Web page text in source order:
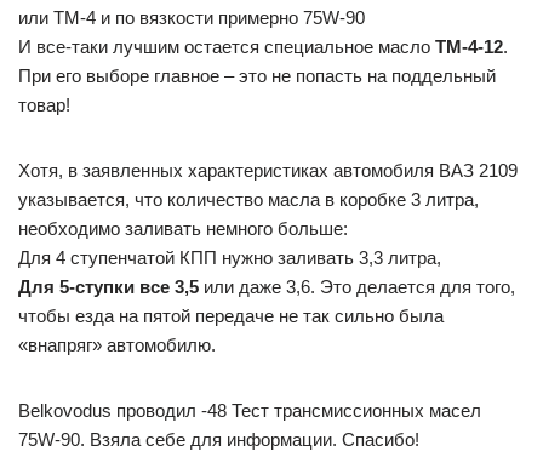
или ТМ-4 и по вязкости примерно 75W-90
И все-таки лучшим остается специальное масло ТМ-4-12.
При его выборе главное – это не попасть на поддельный
товар!
Хотя, в заявленных характеристиках автомобиля ВАЗ 2109
указывается, что количество масла в коробке 3 литра,
необходимо заливать немного больше:
Для 4 ступенчатой КПП нужно заливать 3,3 литра,
Для 5-ступки все 3,5 или даже 3,6. Это делается для того,
чтобы езда на пятой передаче не так сильно была
«внапряг» автомобилю.
Belkovodus проводил -48 Тест трансмиссионных масел
75W-90. Взяла себе для информации. Спасибо!